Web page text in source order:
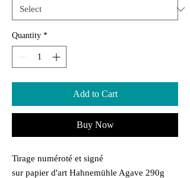
Quantity *
Add to Cart
Buy Now
Tirage numéroté et signé
sur papier d'art Hahnemühle Agave 290g